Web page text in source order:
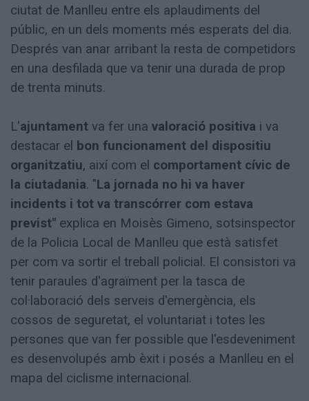
ciutat de Manlleu entre els aplaudiments del
públic, en un dels moments més esperats del dia.
Després van anar arribant la resta de competidors
en una desfilada que va tenir una durada de prop
de trenta minuts.
L'ajuntament va fer una valoració positiva i va
destacar el bon funcionament del dispositiu
organitzatiu, així com el comportament cívic de
la ciutadania. "La jornada no hi va haver
incidents i tot va transcórrer com estava
previst" explica en Moisès Gimeno, sotsinspector
de la Policia Local de Manlleu que està satisfet
per com va sortir el treball policial. El consistori va
tenir paraules d'agraïment per la tasca de
col·laboració dels serveis d'emergència, els
cossos de seguretat, el voluntariat i totes les
persones que van fer possible que l'esdeveniment
es desenvolupés amb èxit i posés a Manlleu en el
mapa del ciclisme internacional.